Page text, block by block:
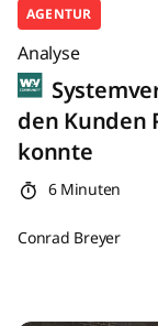
AGENTUR
Analyse
den Kunden
konnte
6 Minuten
Conrad Breyer